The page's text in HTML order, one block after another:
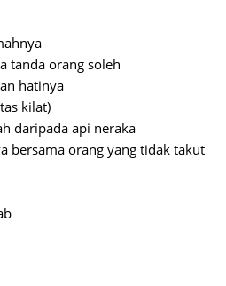
tanda orang soleh
hatinya
kilat)
daripada api neraka
bersama orang yang tidak takut